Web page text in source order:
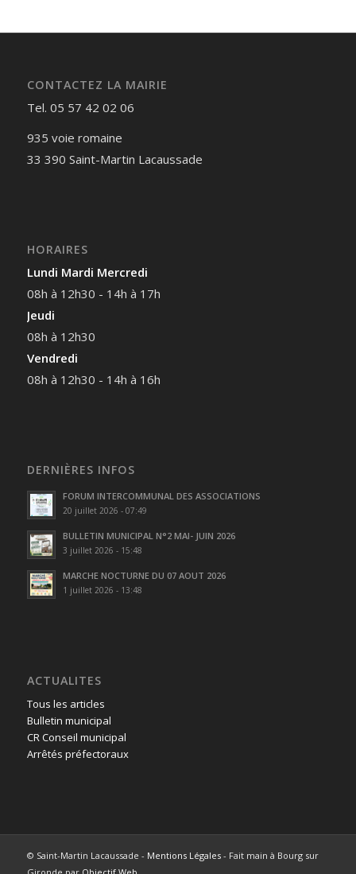
CONTACTEZ LA MAIRIE
Tel. 05 57 42 02 06
935 voie romaine
33 390 Saint-Martin Lacaussade
HORAIRES
Lundi Mardi Mercredi
08h à 12h30 - 14h à 17h
Jeudi
08h à 12h30
Vendredi
08h à 12h30 - 14h à 16h
DERNIÈRES INFOS
FORUM INTERCOMMUNAL DES ASSOCIATIONS
20 juillet 2026 - 07:49
BULLETIN MUNICIPAL N°2 MAI- JUIN 2026
3 juillet 2026 - 15:48
MARCHE NOCTURNE DU 07 AOUT 2026
1 juillet 2026 - 13:48
ACTUALITES
Tous les articles
Bulletin municipal
CR Conseil municipal
Arrêtés préfectoraux
© Saint-Martin Lacaussade - Mentions Légales- Fait main à Bourg sur